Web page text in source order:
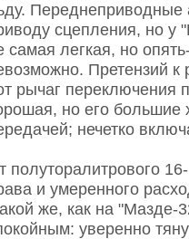
Переднеприводные
сцепления, но у
самая легкая, но
Претензий
рычаг переключения
но его большие
нечетко
полуторалитрового
и умеренного
же, как на "Мазде-
уверенно